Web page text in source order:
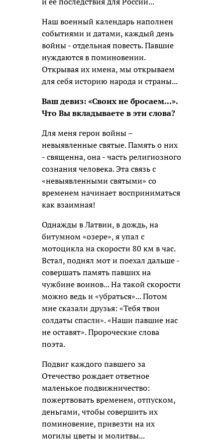
Наш военный календарь наполнен
событиями и датами, каждый день
войны - отдельная повесть. Павшие
нуждаются в поминовении.
Открывая их имена, мы открываем
для себя историю народа и страны...
Ваш девиз: «Своих не бросаем...».
Что Вы вкладываете в эти слова?
Для меня герои войны –
невыявленные святые. Память о них
- священна, она - часть религиозного
сознания человека. Эта связь с
«невыявленными святыми» со
временем начинает восприниматься
как взаимная!
Однажды в Латвии, в дождь, на
битумном «озере», я упал с
мотоцикла на скорости 80 км в час.
Встал, поднял мот и поехал дальше -
совершать память павших на
чужбине воинов... На такой скорости
можно ведь и «убраться»... Потом
мне сказали друзья: «Тебя твои
солдаты спасли». «Наши павшие нас
не оставят». Пророческие слова
поэта.
Подвиг каждого павшего за
Отечество рождает ответное
маленькое подвижничество:
пожертвовать временем, отпуском,
деньгами, чтобы совершить их
поминовение, привезти на их
могилы цветы и молитвы...